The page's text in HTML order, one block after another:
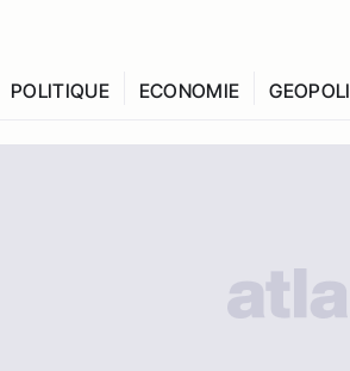
POLITIQUE ECONOMIE